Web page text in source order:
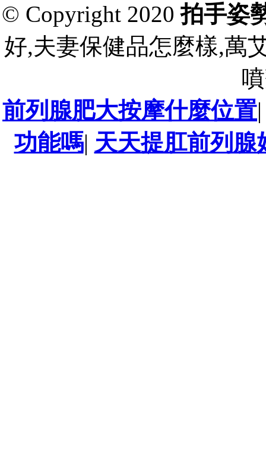
© Copyright 2020拍手姿
好,夫妻保健品怎麼樣,萬
前列腺肥大按摩什麼位置
功能嗎| 天天提肛前列腺